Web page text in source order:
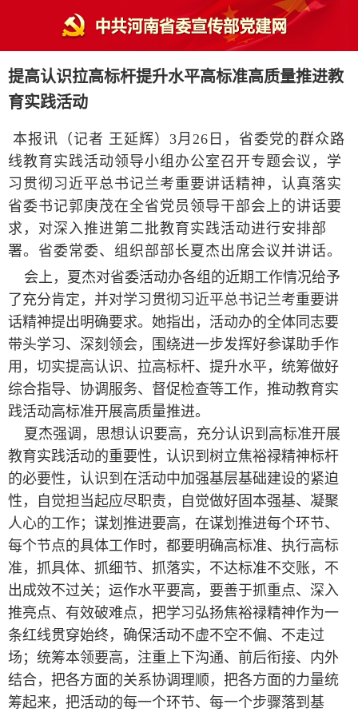
提高认识拉高标杆提升水平高标准高质量推进教
育实践活动
本报讯（记者 王延辉）3月26日，省委党的群众路
线教育实践活动领导小组办公室召开专题会议，学
习贯彻习近平总书记兰考重要讲话精神，认真落实
省委书记郭庚茂在全省党员领导干部会上的讲话要
求，对深入推进第二批教育实践活动进行安排部
署。省委常委、组织部部长夏杰出席会议并讲话。
会上，夏杰对省委活动办各组的近期工作情况给予
了充分肯定，并对学习贯彻习近平总书记兰考重要讲
话精神提出明确要求。她指出，活动办的全体同志要
带头学习、深刻领会，围绕进一步发挥好参谋助手作
用，切实提高认识、拉高标杆、提升水平，统筹做好
综合指导、协调服务、督促检查等工作，推动教育实
践活动高标准开展高质量推进。
夏杰强调，思想认识要高，充分认识到高标准开展
教育实践活动的重要性，认识到树立焦裕禄精神标杆
的必要性，认识到在活动中加强基层基础建设的紧迫
性，自觉担当起应尽职责，自觉做好固本强基、凝聚
人心的工作；谋划推进要高，在谋划推进每个环节、
每个节点的具体工作时，都要明确高标准、执行高标
准，抓具体、抓细节、抓落实，不达标准不交账，不
出成效不过关；运作水平要高，要善于抓重点、深入
推亮点、有效破难点，把学习弘扬焦裕禄精神作为一
条红线贯穿始终，确保活动不虚不空不偏、不走过
场；统筹本领要高，注重上下沟通、前后衔接、内外
结合，把各方面的关系协调理顺，把各方面的力量统
筹起来，把活动的每一个环节、每一个步骤落到基